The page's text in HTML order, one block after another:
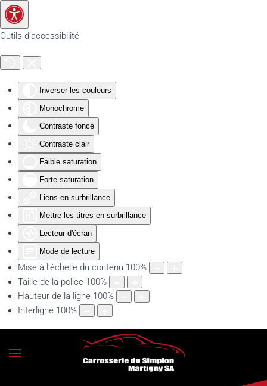
Outils d'accessibilité
Inverser les couleurs
Monochrome
Contraste foncé
Contraste clair
Faible saturation
Forte saturation
Liens en surbrillance
Mettre les titres en surbrillance
Lecteur d'écran
Mode de lecture
Mise à l'échelle du contenu 100%
Taille de la police 100%
Hauteur de la ligne 100%
Interligne 100%
Accéder au contenu principal